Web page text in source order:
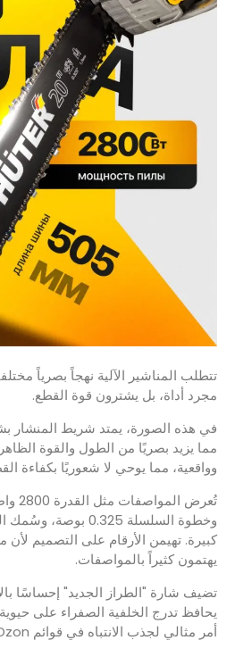
تتطلب المناشير الآلية نهجاً بصرياً
مجرد أداة، بل يشترون قوة القطع.
في هذه الصورة، يمتد شريط المنشار
مما يزيد بصريًا من الطول والقوة
وواقعية، مما يوحي لا شعوريًا بكفاءة
كبيرة. تهيمن الأرقام على التصميم لأن
يهتمون كثيراً بالمواصفات.
تضيف شارة "الطراز الجديد" إحساسًا
يحافظ تدرج الخلفية الصفراء على
أمر مثالي لجذب الانتباه في قوائم Ozon.